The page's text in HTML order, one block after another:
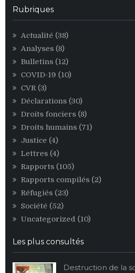
Rubriques
Actualité (38)
Analyses (8)
Bulletins (12)
COVID-19 (10)
CVR(3)
Déclarations (30)
Droits fonciers (8)
Droits humains (71)
Justice (4)
Lettres (4)
Rapports (105)
Rapports compilés (2)
Réfugiés (23)
Société (52)
Uncategorized (10)
Les plus consultés
Destruction de la